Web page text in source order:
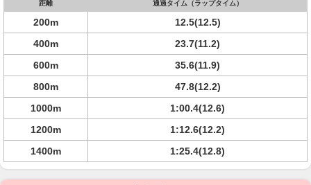
距離 通過タイム（ラップタイム）
200m
12.5(12.5)
400m
23.7(11.2)
600m
35.6(11.9)
800m
47.8(12.2)
1000m
1:00.4(12.6)
1200m
1:12.6(12.2)
1400m
1:25.4(12.8)